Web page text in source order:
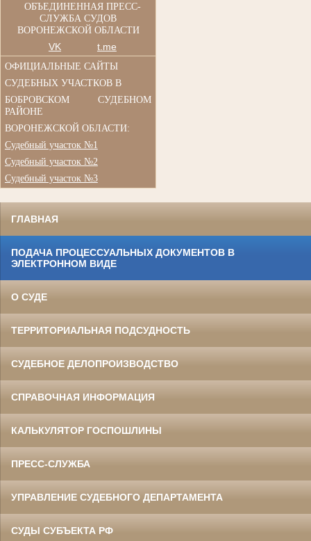
ОБЪЕДИНЕННАЯ ПРЕСС-
СЛУЖБА СУДОВ
ВОРОНЕЖСКОЙ ОБЛАСТИ
VK t.me
ОФИЦИАЛЬНЫЕ САЙТЫ
СУДЕБНЫХ УЧАСТКОВ В
БОБРОВСКОМ СУДЕБНОМ
РАЙОНЕ
ВОРОНЕЖСКОЙ ОБЛАСТИ:
Судебный участок №1
Судебный участок №2
Судебный участок №3
ГЛАВНАЯ
ПОДАЧА ПРОЦЕССУАЛЬНЫХ ДОКУМЕНТОВ В
ЭЛЕКТРОННОМ ВИДЕ
О СУДЕ
ТЕРРИТОРИАЛЬНАЯ ПОДСУДНОСТЬ
СУДЕБНОЕ ДЕЛОПРОИЗВОДСТВО
СПРАВОЧНАЯ ИНФОРМАЦИЯ
КАЛЬКУЛЯТОР ГОСПОШЛИНЫ
ПРЕСС-СЛУЖБА
УПРАВЛЕНИЕ СУДЕБНОГО ДЕПАРТАМЕНТА
СУДЫ СУБЪЕКТА РФ